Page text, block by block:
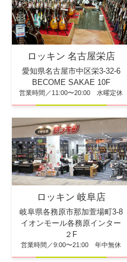
ロッキン 名古屋栄店
愛知県名古屋市中区栄3-32-6
BECOME SAKAE 10F
営業時間／11:00〜20:00 水曜定休
ロッキン 岐阜店
岐阜県各務原市那加萱場町3-8
イオンモール各務原インター
２F
営業時間／9:00〜21:00 年中無休